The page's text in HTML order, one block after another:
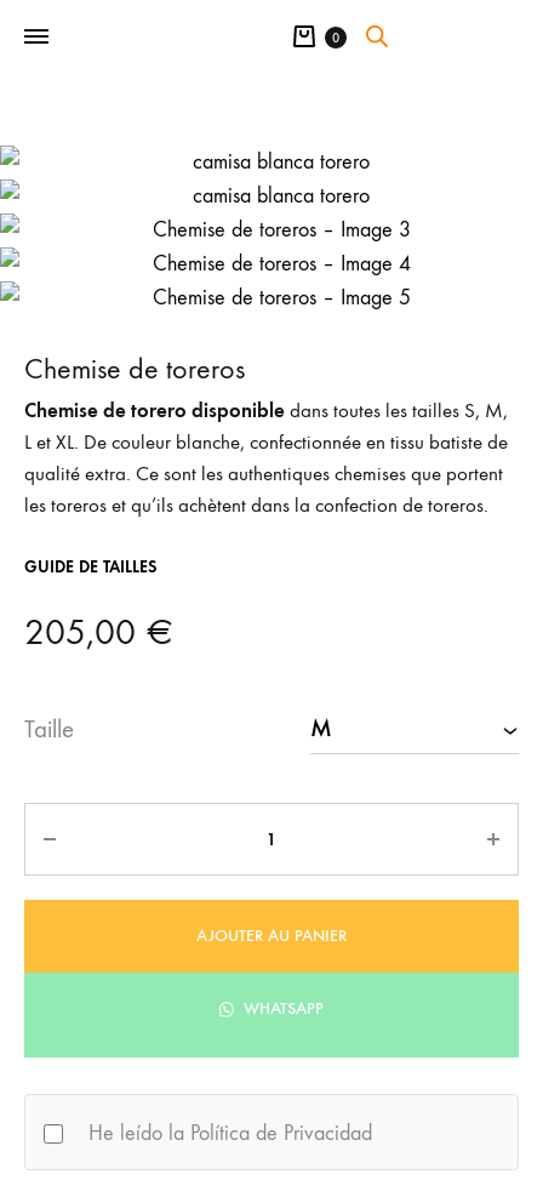
Panier
0
Chemise de toreros
Chemise de torero disponible dans toutes les tailles S, M,
L et XL. De couleur blanche, confectionnée en tissu batiste de
qualité extra. Ce sont les authentiques chemises que portent
les toreros et qu’ils achètent dans la confection de toreros.
GUIDE DE TAILLES
205,00 €
Taille
AJOUTER AU PANIER
WHATSAPP
He leído la Política de Privacidad